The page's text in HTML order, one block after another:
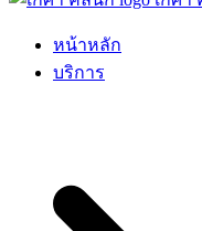
เกศา คลินิก – kesa hair
kesa hair ปลูกผม ปลูกคิ้ว
หน้าหลัก
บริการ